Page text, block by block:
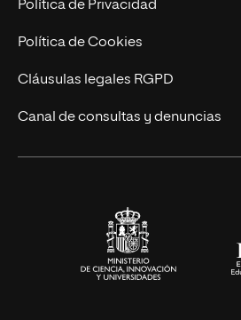
Cursos Universitarios
Actualidad
UNIR Revista
Eventos
Política de Privacidad
Política de Cookies
Cláusulas legales RGPD
Canal de consultas y denuncias